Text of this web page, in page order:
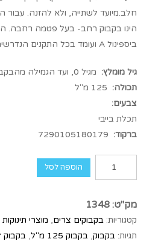
חלב.מיועד לשתייה, ולא להזנה. עבור
הינו בקבוק רחב- בעל פטמה רחבה.
ביספינול A ועומד בכל התקנים הנדרשים למוצרי תינוקות
גיל מומלץ: מגיל 0, ועד הגמילה מהבקבוק.
תכולה:
צבעים:
תכלת בייבי
ברקוד: 7290105180179
הוספה לסל
מק"ט: 1348
קטגוריות: בקבוקים צרים, מוצרי תינוקות
תגיות: בקבוק, בקבוק 125 מ"ל , בקבוק